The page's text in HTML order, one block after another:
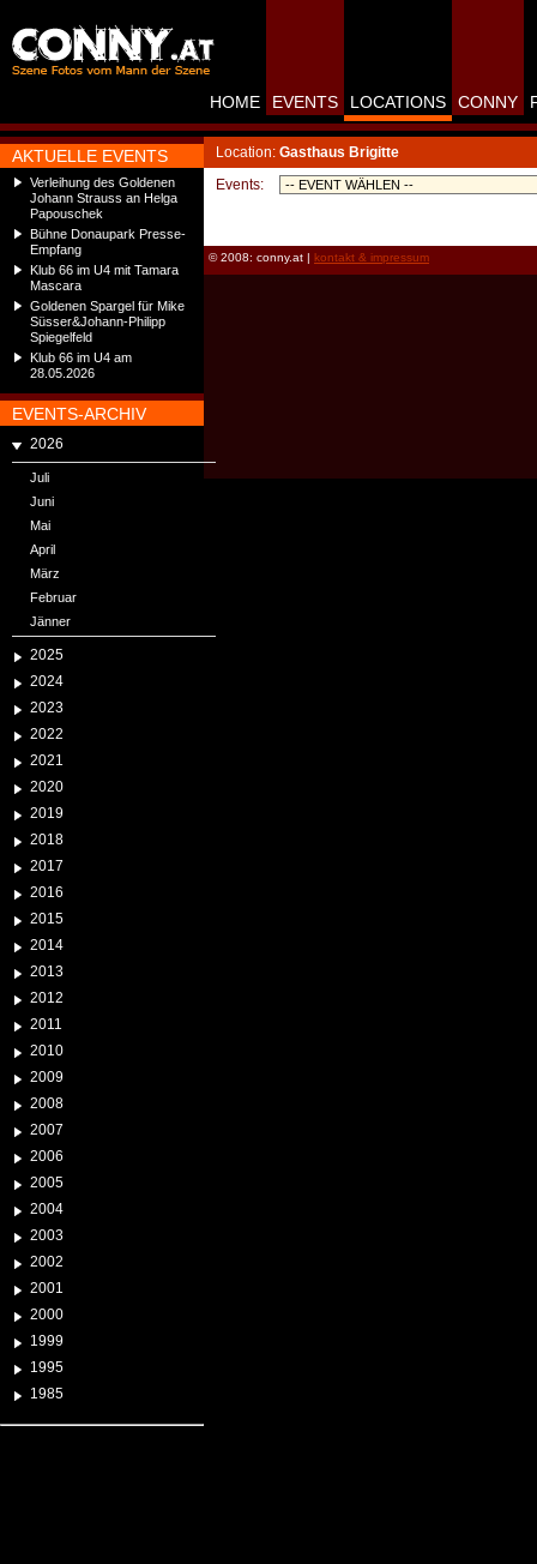
AKTUELLE EVENTS
Verleihung des Goldenen
Johann Strauss an Helga
Papouschek
Bühne Donaupark Presse-
Empfang
Klub 66 im U4 mit Tamara
Mascara
Goldenen Spargel für Mike
Süsser&Johann-Philipp
Spiegelfeld
Klub 66 im U4 am
28.05.2026
EVENTS-ARCHIV
2026
Juli
Juni
Mai
April
März
Februar
Jänner
2025
2024
2023
2022
2021
2020
2019
2018
2017
2016
2015
2014
2013
2012
2011
2010
2009
2008
2007
2006
2005
2004
2003
2002
2001
2000
1999
1995
1985
HOME EVENTS LOCATIONS CONNY
Location: Gasthaus Brigitte
Events:
© 2008: conny.at | kontakt & impressum